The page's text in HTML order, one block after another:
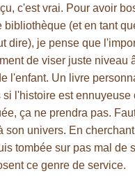
c'est vrai. Pour avoir
bibliothèque (et en tant
dire), je pense que
de viser juste niveau
l'enfant. Un livre
si l'histoire est ennuyeuse
ça ne prendra pas.
son univers. En
tombée sur pas mal de
ce genre de service.